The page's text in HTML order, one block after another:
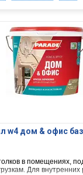
w4 дом & офис
в помещениях,
Для внутренних